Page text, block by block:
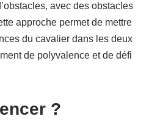
avec des obstacles
approche permet de mettre
du cavalier dans les deux
de polyvalence et de défi
?